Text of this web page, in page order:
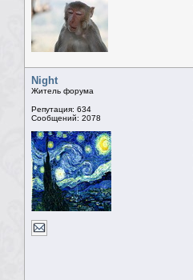
Night
Житель форума
Репутация: 634
Сообщений: 2078